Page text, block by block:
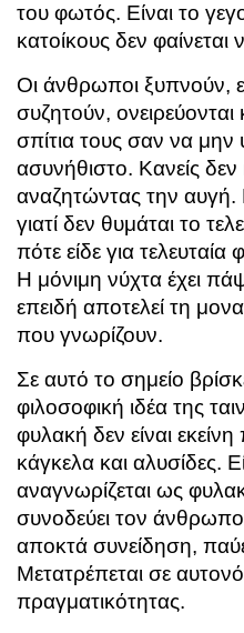
του φωτός. Είναι το
κατοίκους δεν φαίνεται
Οι άνθρωποι ξυπνούν,
συζητούν,
σπίτια τους σαν να μην
ασυνήθιστο. Κανείς δεν
αναζητώντας την αυγή.
γιατί δεν θυμάται το
πότε είδε για
Η μόνιμη νύχτα έχει
επειδή αποτελεί τη
που γνωρίζουν.
Σε αυτό το σημείο
φιλοσοφική ιδέα της
φυλακή δεν είναι
κάγκελα και αλυσίδες.
αναγνωρίζεται ως
συνοδεύει τον
αποκτά συνείδηση,
Μετατρέπεται σε
πραγματικότητας.